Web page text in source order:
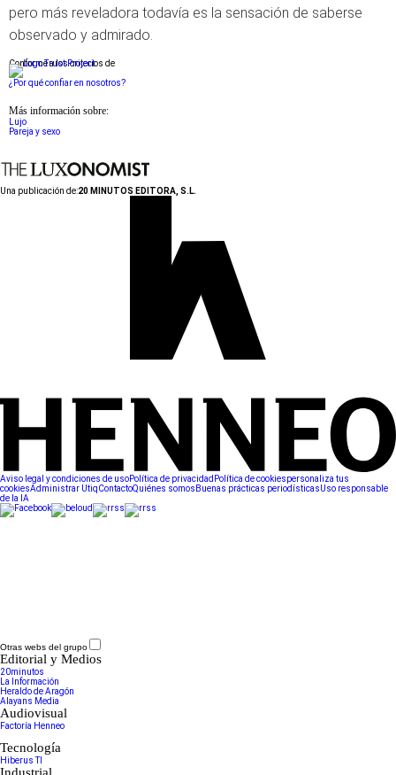
pero más reveladora todavía es la sensación de saberse
observado y admirado.
Conforme a los criterios de
¿Por qué confiar en nosotros?
Más información sobre:
Lujo
Pareja y sexo
Una publicación de:20 MINUTOS EDITORA, S.L.
Aviso legal y condiciones de usoPolítica de privacidad Política de cookiespersonaliza tus
cookiesAdministrar UtiqContactoQuiénes somos Buenas prácticas periodísticasUso responsable
de la IA
Otras webs del grupo
Editorial y Medios
20minutos
La Información
Heraldo de Aragón
Alayans Media
Audiovisual
Factoría Henneo
Tecnología
Hiberus TI
Industrial